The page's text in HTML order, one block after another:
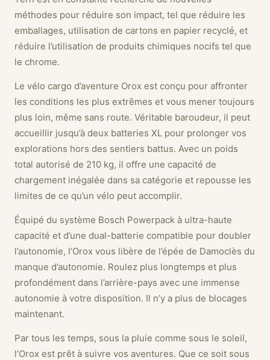
méthodes pour réduire son impact, tel que réduire les
emballages, utilisation de cartons en papier recyclé, et
réduire l’utilisation de produits chimiques nocifs tel que
le chrome.
Le vélo cargo d’aventure Orox est conçu pour affronter
les conditions les plus extrêmes et vous mener toujours
plus loin, même sans route. Véritable baroudeur, il peut
accueillir jusqu’à deux batteries XL pour prolonger vos
explorations hors des sentiers battus. Avec un poids
total autorisé de 210 kg, il offre une capacité de
chargement inégalée dans sa catégorie et repousse les
limites de ce qu’un vélo peut accomplir.
Équipé du système Bosch Powerpack à ultra-haute
capacité et d’une dual-batterie compatible pour doubler
l’autonomie, l’Orox vous libère de l’épée de Damoclès du
manque d’autonomie. Roulez plus longtemps et plus
profondément dans l’arrière-pays avec une immense
autonomie à votre disposition. Il n’y a plus de blocages
maintenant.
Par tous les temps, sous la pluie comme sous le soleil,
l’Orox est prêt à suivre vos aventures. Que ce soit sous